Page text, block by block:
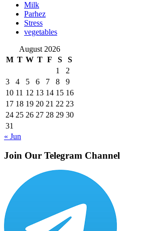
Milk
Parhez
Stress
vegetables
August 2026
M T W T F S
S
1
2
3
4 5 6 7 8
9
10 11 12 13 14 15 16
17 18 19 20 21 22 23
24 25 26 27 28 29 30
31
« Jun
Join Our Telegram Channel